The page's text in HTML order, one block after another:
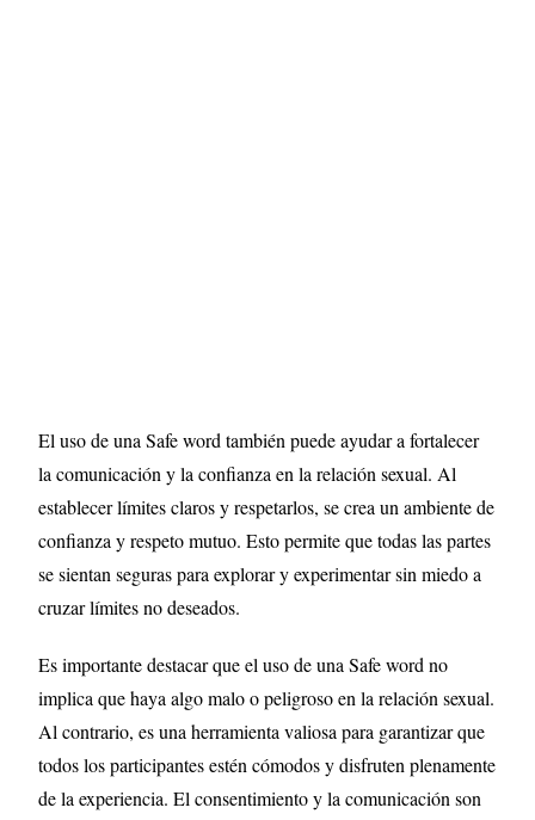
El uso de una Safe word también puede ayudar a fortalecer
la comunicación y la confianza en la relación sexual. Al
establecer límites claros y respetarlos, se crea un ambiente de
confianza y respeto mutuo. Esto permite que todas las partes
se sientan seguras para explorar y experimentar sin miedo a
cruzar límites no deseados.
Es importante destacar que el uso de una Safe word no
implica que haya algo malo o peligroso en la relación sexual.
Al contrario, es una herramienta valiosa para garantizar que
todos los participantes estén cómodos y disfruten plenamente
de la experiencia. El consentimiento y la comunicación son